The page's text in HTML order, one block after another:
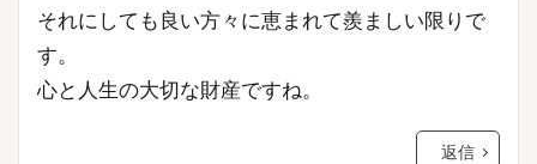
それにしても良い方々に恵まれて羨ましい限りで
す。
心と人生の大切な財産ですね。
返信